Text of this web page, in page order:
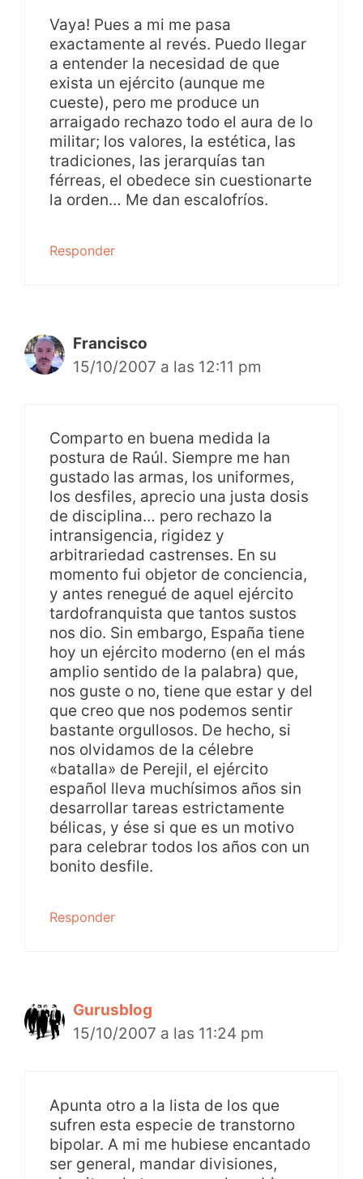
Vaya! Pues a mi me pasa
exactamente al revés. Puedo llegar
a entender la necesidad de que
exista un ejército (aunque me
cueste), pero me produce un
arraigado rechazo todo el aura de lo
militar; los valores, la estética, las
tradiciones, las jerarquías tan
férreas, el obedece sin cuestionarte
la orden… Me dan escalofríos.
Responder
Francisco
15/10/2007 a las 12:11 pm
Comparto en buena medida la
postura de Raúl. Siempre me han
gustado las armas, los uniformes,
los desfiles, aprecio una justa dosis
de disciplina… pero rechazo la
intransigencia, rigidez y
arbitrariedad castrenses. En su
momento fui objetor de conciencia,
y antes renegué de aquel ejército
tardofranquista que tantos sustos
nos dio. Sin embargo, España tiene
hoy un ejército moderno (en el más
amplio sentido de la palabra) que,
nos guste o no, tiene que estar y del
que creo que nos podemos sentir
bastante orgullosos. De hecho, si
nos olvidamos de la célebre
«batalla» de Perejil, el ejército
español lleva muchísimos años sin
desarrollar tareas estrictamente
bélicas, y ése si que es un motivo
para celebrar todos los años con un
bonito desfile.
Responder
Gurusblog
15/10/2007 a las 11:24 pm
Apunta otro a la lista de los que
sufren esta especie de transtorno
bipolar. A mi me hubiese encantado
ser general, mandar divisiones,